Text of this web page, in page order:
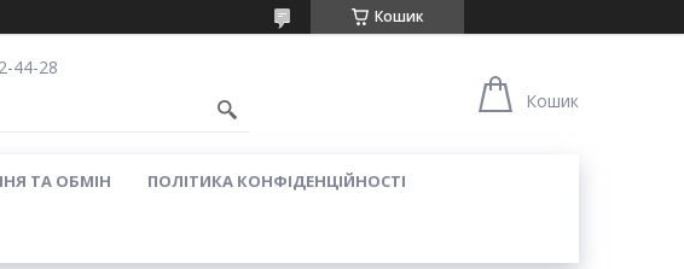
Кошик
44-28
Кошик
ТА ОБМІН ПОЛІТИКА КОНФІДЕНЦІЙНОСТІ